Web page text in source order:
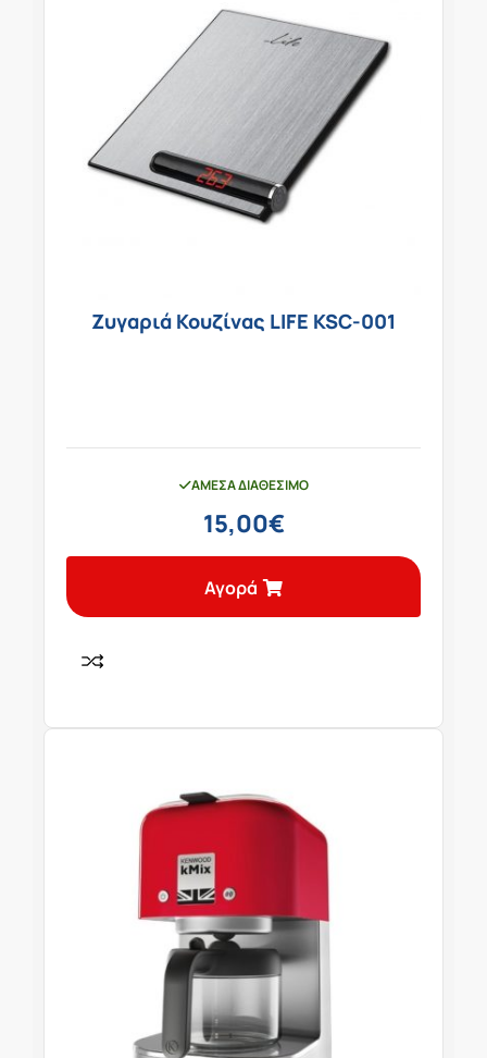
Ζυγαριά Κουζίνας LIFE KSC-001
ΆΜΕΣΑ ΔΙΑΘΈΣΙΜΟ
15,00€
Αγορά